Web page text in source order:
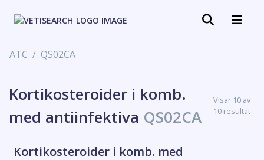
ATC QS02CA
Kortikosteroider i komb.
med antiinfektiva QS02CA
Visar 10 av
10 resultat
Kortikosteroider i komb. med